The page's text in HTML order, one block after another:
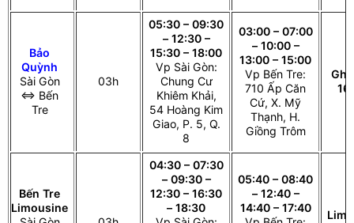
Bảo
Quỳnh
Sài Gòn
⇔ Bến
Tre
03h
05:30 – 09:30
– 12:30 –
15:30 – 18:00
Vp Sài Gòn:
Chung Cư
Khiêm Khải,
54 Hoàng Kim
Giao, P. 5, Q.
8
03:00 – 07:00
– 10:00 –
13:00 – 15:00
Vp Bến Tre:
710 Ấp Căn
Cứ, X. Mỹ
Thạnh, H.
Giồng Trôm
16
Bến Tre
Limousine
04:30 – 07:30
– 09:30 –
12:30 – 16:30
– 18:30
05:40 – 08:40
– 12:40 –
14:40 – 17:40